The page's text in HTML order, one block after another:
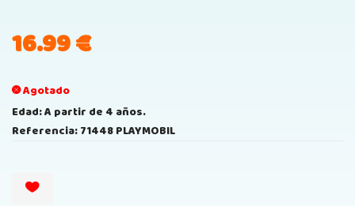
16.99€
Agotado
Edad: A partir de 4 años.
Referencia: 71448 PLAYMOBIL